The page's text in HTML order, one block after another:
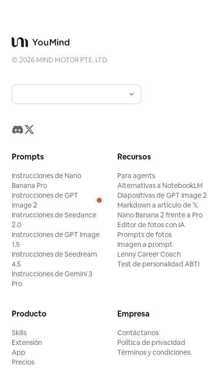
©2026 MIND MOTOR PTE. LTD.
Prompts
Instrucciones de Nano
Banana Pro
Instrucciones de GPT
Image 2
Instrucciones de Seedance
2.0
Instrucciones de GPT Image
1.5
Instrucciones de Seedream
4.5
Instrucciones de Gemini 3
Pro
Recursos
Para agents
Alternativas a NotebookLM
Diapositivas de GPT Image 2
Markdown a artículo de 𝕏
Nano Banana 2 frente a Pro
Editor de fotos con IA
Prompts de fotos
Imagen a prompt
Lenny Career Coach
Test de personalidad ABTI
Producto
Skills
Extensión
App
Precios
Empresa
Contáctanos
Política de privacidad
Términos y condiciones